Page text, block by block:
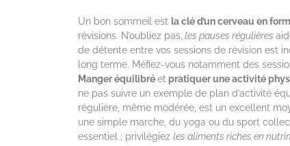
Un bon sommeil est la clé d’un cerveau en
révisions. N’oubliez pas, les pauses régulières
de détente entre vos sessions de révision est
long terme. Méfiez-vous notamment des
Manger équilibréet pratiquer une activité
ne pas suivre un exemple de plan d’activité
régulière, même modérée, est un excellent
une simple marche, du yoga ou du sport
essentiel ; privilégiez les aliments riches en